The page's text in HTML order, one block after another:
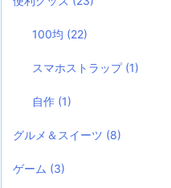
100均 (22)
スマホストラップ (1)
自作 (1)
グルメ＆スイーツ (8)
ゲーム (3)